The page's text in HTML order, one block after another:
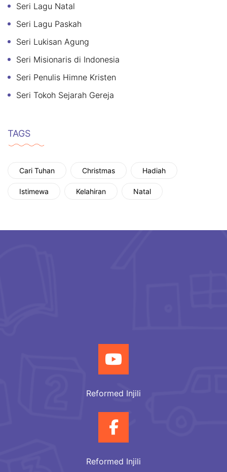
Seri Lagu Natal
Seri Lagu Paskah
Seri Lukisan Agung
Seri Misionaris di Indonesia
Seri Penulis Himne Kristen
Seri Tokoh Sejarah Gereja
TAGS
Cari Tuhan Christmas Hadiah
Istimewa Kelahiran Natal
Reformed Injili
Reformed Injili